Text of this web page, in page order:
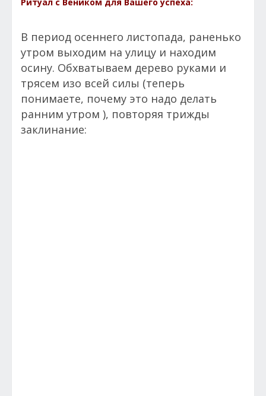
В период осеннего листопада, раненько
утром выходим на улицу и находим
осину. Обхватываем дерево руками и
трясем изо всей силы (теперь
понимаете, почему это надо делать
ранним утром ), повторяя трижды
заклинание: